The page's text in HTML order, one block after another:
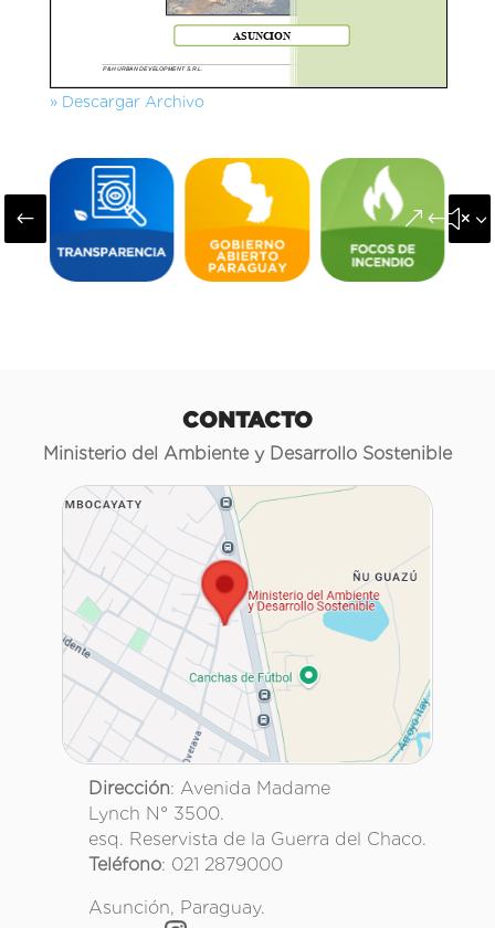
» Descargar Archivo
#
CONTACTO
Ministerio del Ambiente y Desarrollo Sostenible
Dirección: Avenida Madame
Lynch N° 3500.
esq. Reservista de la Guerra del Chaco.
Teléfono: 021 2879000
Asunción, Paraguay.